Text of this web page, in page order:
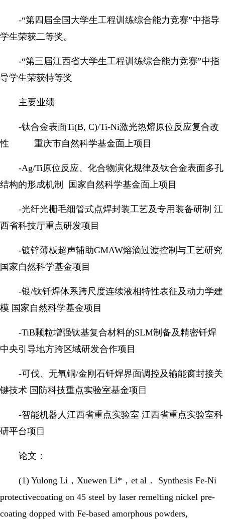
-“第四届全国大学生工程训练综合能力竞赛”中指导
学生荣获二等奖。
-“第三届江西省大学生工程训练综合能力竞赛”中指
导学生荣获特等奖
主要业绩
-钛合金表面Ti(B, C)/Ti-Ni激光热熔原位反应复合改
性 重庆市自然科学基金面上项目
-Ag/Ti原位反应、化合物演化规律及钛合金表面多孔
结构的形成机制 国家自然科学基金面上项目
-光纤光栅毛细管式点焊封装工艺及专用装备研制 江
西省科技厅重点研发项目
-镀锌薄板超声辅助GMAW熔滴过渡控制与工艺研究
国家自然科学基金项目
-银/钛钎焊体系跨尺度连续液相特性表征及动力学建
模 国家自然科学基金项目
-TiB颗粒增强钛基复合材料的SLM制备及精密钎焊
中央引导地方跨区域研发合作项目
-可伐、无氧铜/金刚石钎焊界面调控及输能窗封接关
键技术 国防科技重点实验室基金项目
-智能机器人江西省重点实验室 江西省重点实验室科
研平台项目
论文：
(1) Yulong Li，Xuewen Li*，et al． Synthesis Fe-Ni
protectivecoating on 45 steel by laser remelting nickel pre-
coating dopped with Fe-based amorphous powders,